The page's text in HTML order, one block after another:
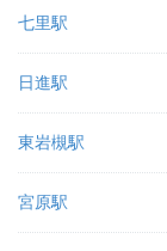
七里駅
日進駅
東岩槻駅
宮原駅